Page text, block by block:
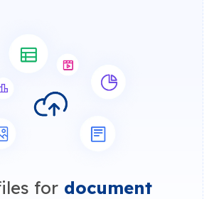
for document